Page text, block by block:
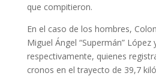
que compitieron.
En el caso de los hombres,
Miguel Ángel “Supermán” López
respectivamente, quienes
cronos en el trayecto de 39,7